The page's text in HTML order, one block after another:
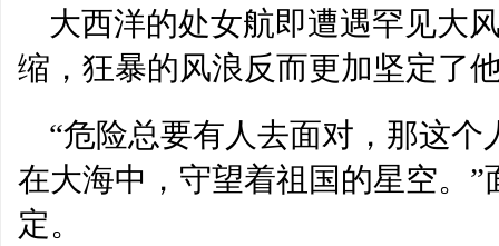
大西洋的处女航即遭遇罕见大
缩，狂暴的风浪反而更加坚定了
“危险总要有人去面对，那这
在大海中，守望着祖国的星空。
定。